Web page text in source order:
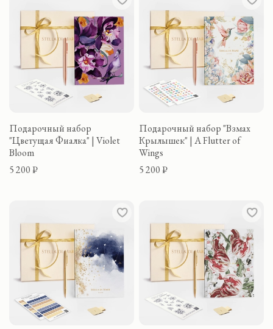
Подарочный набор
"Цветущая Фиалка" | Violet
Bloom
5 200 ₽
Подарочный набор "Взмах
Крылышек" | A Flutter of
Wings
5 200 ₽